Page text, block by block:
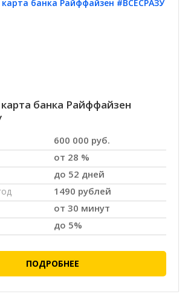
банка Райффайзен
600 000 руб.
от 28 %
до 52 дней
1490 рублей
от 30 минут
до 5%
ПОДРОБНЕЕ